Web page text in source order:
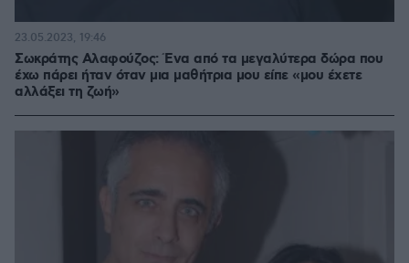
Σωκράτης Αλαφούζος: Ένα από τα μεγαλύτερα δώρα που
έχω πάρει ήταν όταν μια μαθήτρια μου είπε «μου έχετε
αλλάξει τη ζωή»
23.05.2023, 19:46